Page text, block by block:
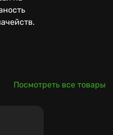
Посмотреть все товары